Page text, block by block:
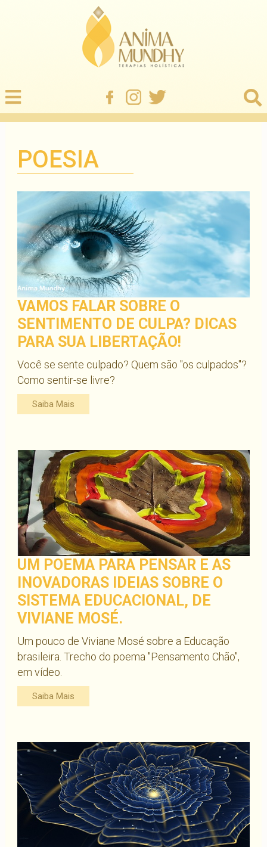
POESIA
VAMOS FALAR SOBRE O
SENTIMENTO DE CULPA? DICAS
PARA SUA LIBERTAÇÃO!
Você se sente culpado? Quem são "os culpados"?
Como sentir-se livre?
Saiba Mais
UM POEMA PARA PENSAR E AS
INOVADORAS IDEIAS SOBRE O
SISTEMA EDUCACIONAL, DE
VIVIANE MOSÉ.
Um pouco de Viviane Mosé sobre a Educação
brasileira. Trecho do poema "Pensamento Chão",
em vídeo.
Saiba Mais